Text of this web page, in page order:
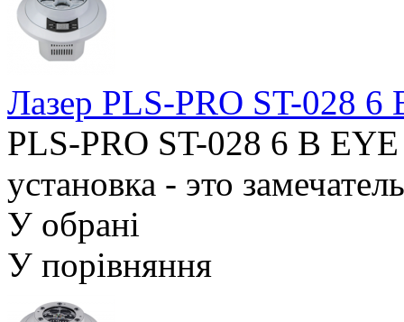
Лазер PLS-PRO ST-028
PLS-PRO ST-028 6 B
установка - это
У обрані
У порівняння